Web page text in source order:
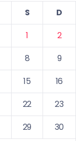
S
D
1
2
8
9
15
16
22
23
29
30